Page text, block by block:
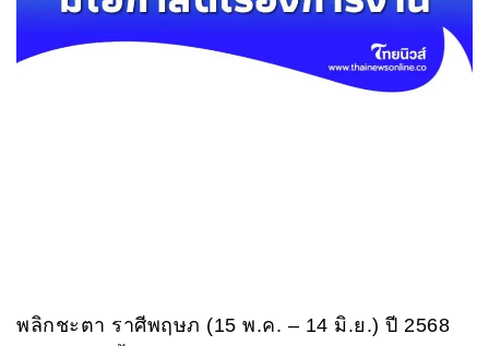
พลิกชะตา ราศีพฤษภ (15 พ.ค. – 14 มิ.ย.) ปี 2568